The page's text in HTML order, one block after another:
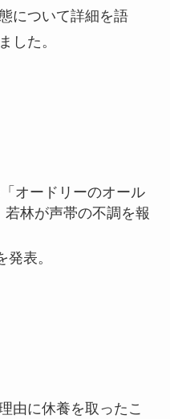
について詳細を語
した。
オードリーのオール
林が声帯の不調を報
表。
由に休養を取ったこ